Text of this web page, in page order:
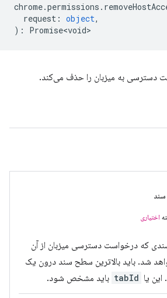
chrome.permissions .
request : object,
) : Promise<void>
دسترسی به میزبان را حذف می‌کند.
اختیاری
که درخواست دسترسی میزبان از آن
شد. باید بالاترین سطح سند درون یک
یا tabId باید مشخص شود.